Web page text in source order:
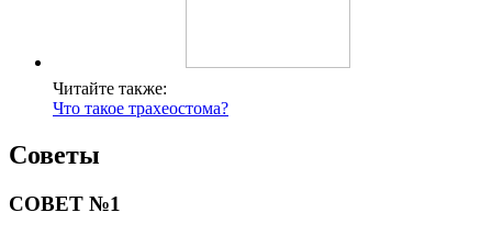
Читайте также:
Что такое трахеостома?
Советы
СОВЕТ №1